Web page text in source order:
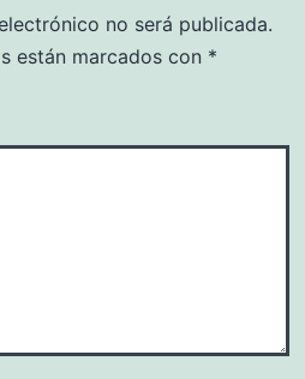
no será publicada.
están marcados con *